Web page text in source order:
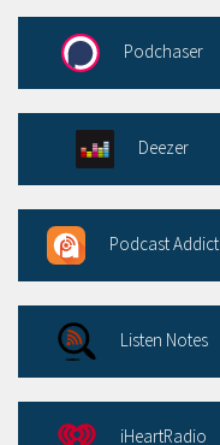
Podchaser
Deezer
Podcast Addict
Listen Notes
iHeartRadio